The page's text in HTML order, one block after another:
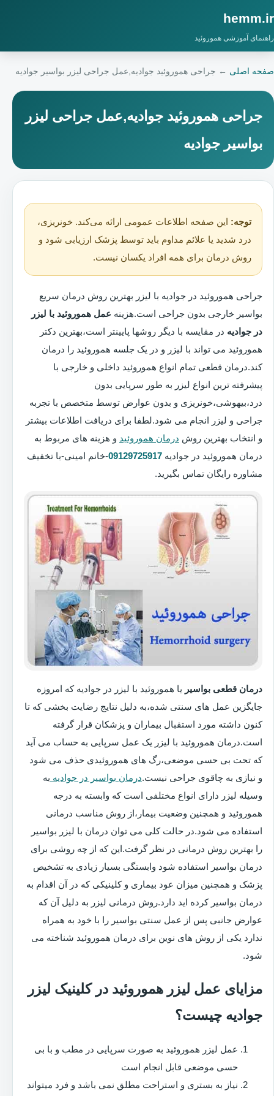
hemm.ir
راهنمای آموزشی هموروئید
صفحه اصلی ← جراحی هموروئید جوادیه,عمل جراحی لیزر بواسیر جوادیه
جراحی هموروئید جوادیه,عمل جراحی لیزر
بواسیر جوادیه
توجه: این صفحه اطلاعات عمومی ارائه می‌کند. خونریزی،
درد شدید یا علائم مداوم باید توسط پزشک ارزیابی شود و
روش درمان برای همه افراد یکسان نیست.
جراحی هموروئید در جوادیه با لیزر بهترین روش درمان سریع
بواسیر خارجی بدون جراحی است.هزینه عمل هموروئید با لیزر
در جوادیه در مقایسه با دیگر روشها پایینتر است،بهترین دکتر
هموروئید می تواند با لیزر و در یک جلسه هموروئید را درمان
کند.درمان قطعی تمام انواع هموروئید داخلی و خارجی با
پیشرفته ترین انواع لیزر به طور سرپایی بدون
درد،بیهوشی،خونریزی و بدون عوارض توسط متخصص با تجربه
جراحی و لیزر انجام می شود.لطفا برای دریافت اطلاعات بیشتر
و انتخاب بهترین روش درمان هموروئید و هزینه های مربوط به
درمان هموروئید در جوادیه 09129725917-خانم امینی-با تخفیف
مشاوره رایگان تماس بگیرید.
درمان قطعی بواسیر یا هموروئید با لیزر در جوادیه که امروزه
جایگزین عمل های سنتی شده،به دلیل نتایج رضایت بخشی که تا
کنون داشته مورد استقبال بیماران و پزشکان قرار گرفته
است.درمان هموروئید با لیزر یک عمل سرپایی به حساب می آید
که تحت بی حسی موضعی،رگ های هموروئیدی حذف می شود
و نیازی به چاقوی جراحی نیست.درمان بواسیر در جوادیه به
وسیله لیزر دارای انواع مختلفی است که وابسته به درجه
هموروئید و همچنین وضعیت بیمار،از روش مناسب درمانی
استفاده می شود.در حالت کلی می توان درمان با لیزر بواسیر
را بهترین روش درمانی در نظر گرفت.این که از چه روشی برای
درمان بواسیر استفاده شود وابستگی بسیار زیادی به تشخیص
پزشک و همچنین میزان عود بیماری و کلینیکی که در آن اقدام به
درمان بواسیر کرده اید دارد.روش درمانی لیزر به دلیل آن که
عوارض جانبی پس از عمل سنتی بواسیر را با خود به همراه
ندارد یکی از روش های نوین برای درمان هموروئید شناخته می
شود.
مزایای عمل لیزر هموروئید در کلینیک لیزر
جوادیه چیست؟
عمل لیزر هموروئید به صورت سرپایی در مطب و با بی
حسی موضعی قابل انجام است
نیاز به بستری و استراحت مطلق نمی باشد و فرد میتواند